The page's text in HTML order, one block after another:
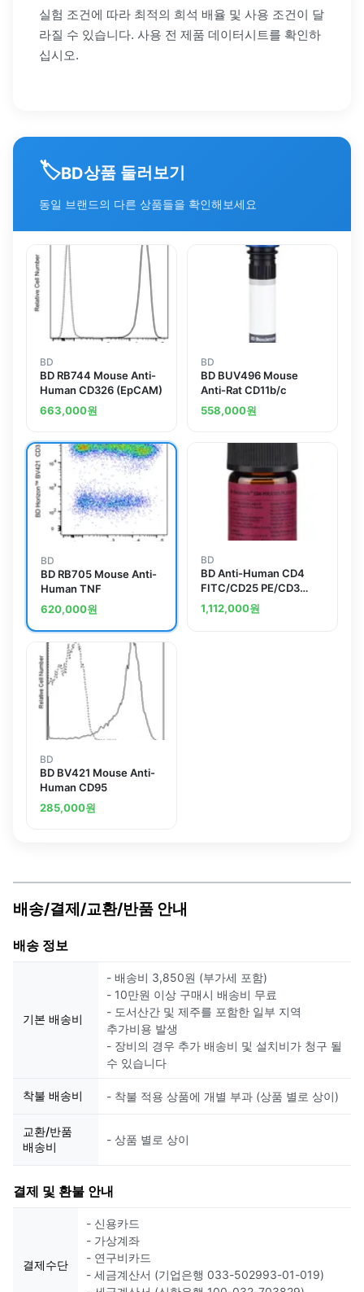
실험 조건에 따라 최적의 희석 배율 및 사용 조건이 달
라질 수 있습니다. 사용 전 제품 데이터시트를 확인하
십시오.
🏷️BD상품 둘러보기
동일 브랜드의 다른 상품들을 확인해보세요
BD
BD RB744 Mouse Anti-
Human CD326 (EpCAM)
663,000원
BD
BD BUV496 Mouse
Anti-Rat CD11b/c
558,000원
BD
BD RB705 Mouse Anti-
Human TNF
620,000원
BD
BD Anti-Human CD4
FITC/CD25 PE/CD3
PerCP-Cy5.5
1,112,000원
BD
BD BV421 Mouse Anti-
Human CD95
285,000원
배송/결제/교환/반품 안내
배송 정보
기본 배송비
- 배송비 3,850원 (부가세 포함)
- 10만원 이상 구매시 배송비 무료
- 도서산간 및 제주를 포함한 일부 지역
추가비용 발생
- 장비의 경우 추가 배송비 및 설치비가 청구 될
수 있습니다
착불 배송비 - 착불 적용 상품에 개별 부과 (상품 별로 상이)
교환/반품
배송비
- 상품 별로 상이
결제 및 환불 안내
결제수단
- 신용카드
- 가상계좌
- 연구비카드
- 세금계산서 (기업은행 033-502993-01-019)